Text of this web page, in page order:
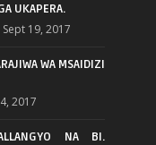
UKAPERA.
Sept 19, 2017
WA MSAIDIZI
2017
NA BI.